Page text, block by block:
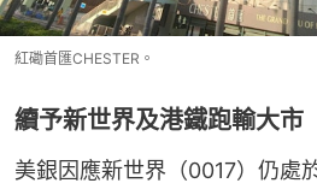
紅磡首匯CHESTER。
續予新世界及港鐵跑輸大市
美銀因應新世界（0017）仍處